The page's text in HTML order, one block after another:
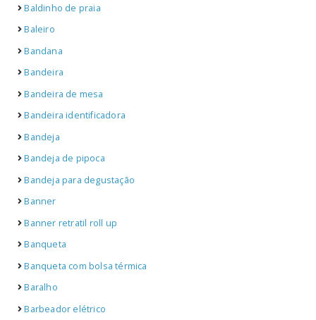
Baldinho de praia
Baleiro
Bandana
Bandeira
Bandeira de mesa
Bandeira identificadora
Bandeja
Bandeja de pipoca
Bandeja para degustação
Banner
Banner retratil roll up
Banqueta
Banqueta com bolsa térmica
Baralho
Barbeador elétrico